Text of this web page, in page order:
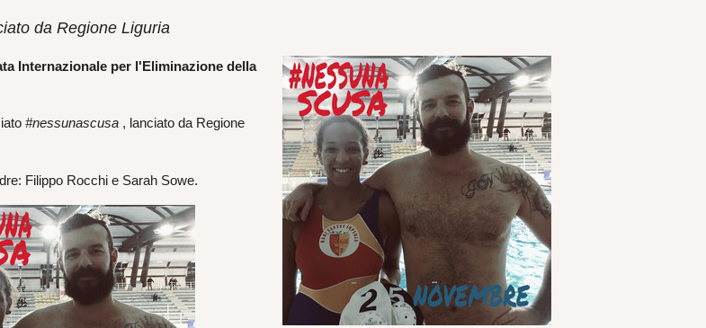
da Regione Liguria
Internazionale per l'Eliminazione della
#nessunascusa , lanciato da Regione
Filippo Rocchi e Sarah Sowe.